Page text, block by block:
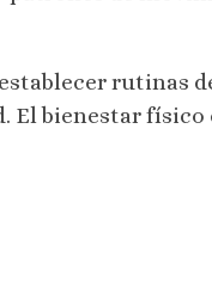
rutinas
El bienestar